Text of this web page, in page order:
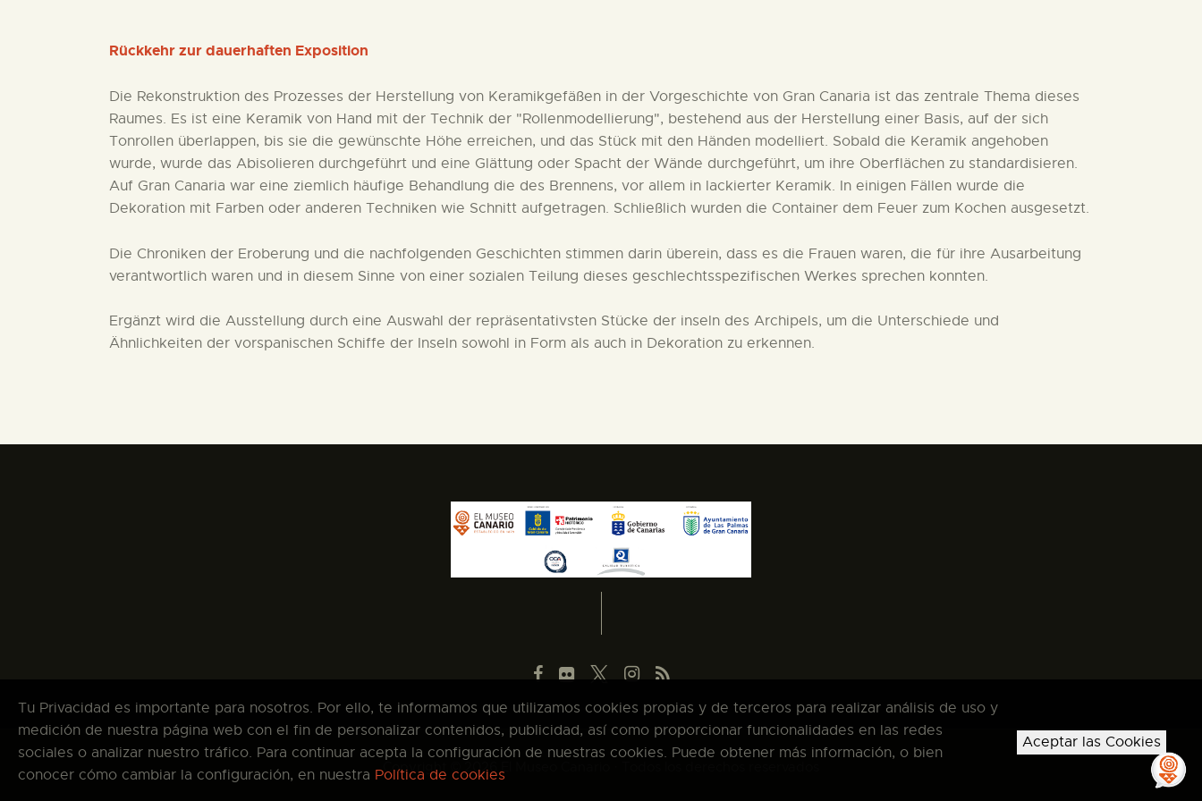
Rückkehr zur dauerhaften Exposition
Die Rekonstruktion des Prozesses der Herstellung von Keramikgefäßen in der Vorgeschichte von Gran Canaria ist das zentrale Thema dieses
Raumes. Es ist eine Keramik von Hand mit der Technik der "Rollenmodellierung", bestehend aus der Herstellung einer Basis, auf der sich
Tonrollen überlappen, bis sie die gewünschte Höhe erreichen, und das Stück mit den Händen modelliert. Sobald die Keramik angehoben
wurde, wurde das Abisolieren durchgeführt und eine Glättung oder Spacht der Wände durchgeführt, um ihre Oberflächen zu standardisieren.
Auf Gran Canaria war eine ziemlich häufige Behandlung die des Brennens, vor allem in lackierter Keramik. In einigen Fällen wurde die
Dekoration mit Farben oder anderen Techniken wie Schnitt aufgetragen. Schließlich wurden die Container dem Feuer zum Kochen ausgesetzt.
Die Chroniken der Eroberung und die nachfolgenden Geschichten stimmen darin überein, dass es die Frauen waren, die für ihre Ausarbeitung
verantwortlich waren und in diesem Sinne von einer sozialen Teilung dieses geschlechtsspezifischen Werkes sprechen konnten.
Ergänzt wird die Ausstellung durch eine Auswahl der repräsentativsten Stücke der inseln des Archipels, um die Unterschiede und
Ähnlichkeiten der vorspanischen Schiffe der Inseln sowohl in Form als auch in Dekoration zu erkennen.
Copyright © 2026 El Museo Canario · Todos los derechos reservados
Tu Privacidad es importante para nosotros. Por ello, te informamos que utilizamos cookies propias y de terceros para realizar análisis de uso y
medición de nuestra página web con el fin de personalizar contenidos, publicidad, así como proporcionar funcionalidades en las redes
sociales o analizar nuestro tráfico. Para continuar acepta la configuración de nuestras cookies. Puede obtener más información, o bien
conocer cómo cambiar la configuración, en nuestra Política de cookies
Aceptar las Cookies